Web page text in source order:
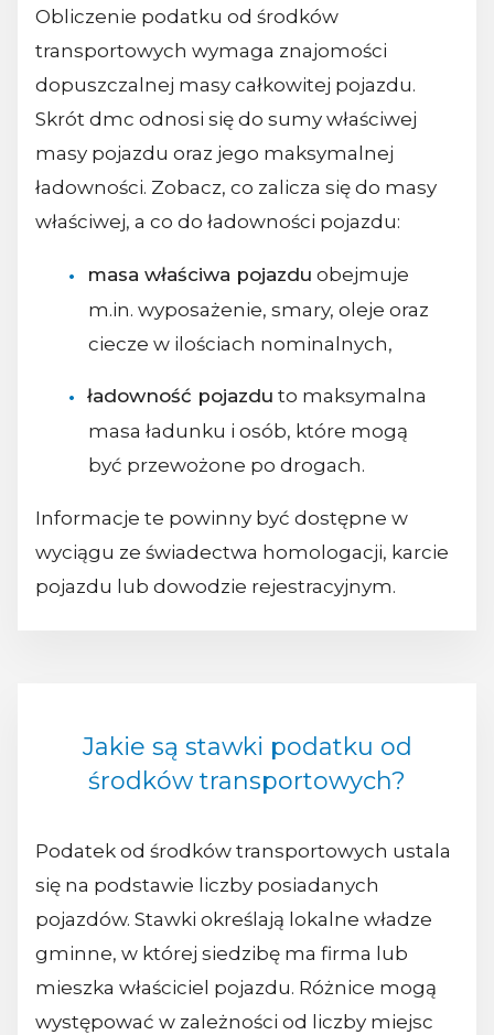
Obliczenie podatku od środków
transportowych wymaga znajomości
dopuszczalnej masy całkowitej pojazdu.
Skrót dmc odnosi się do sumy właściwej
masy pojazdu oraz jego maksymalnej
ładowności. Zobacz, co zalicza się do masy
właściwej, a co do ładowności pojazdu:
masa właściwa pojazdu obejmuje
m.in. wyposażenie, smary, oleje oraz
ciecze w ilościach nominalnych,
ładowność pojazdu to maksymalna
masa ładunku i osób, które mogą
być przewożone po drogach.
Informacje te powinny być dostępne w
wyciągu ze świadectwa homologacji, karcie
pojazdu lub dowodzie rejestracyjnym.
Jakie są stawki podatku od
środków transportowych?
Podatek od środków transportowych ustala
się na podstawie liczby posiadanych
pojazdów. Stawki określają lokalne władze
gminne, w której siedzibę ma firma lub
mieszka właściciel pojazdu. Różnice mogą
występować w zależności od liczby miejsc